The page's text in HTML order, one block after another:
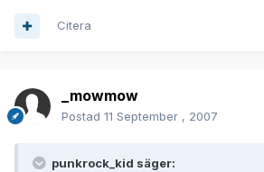
Citera
_mowmow
Postad 11 September , 2007
punkrock_kid säger: